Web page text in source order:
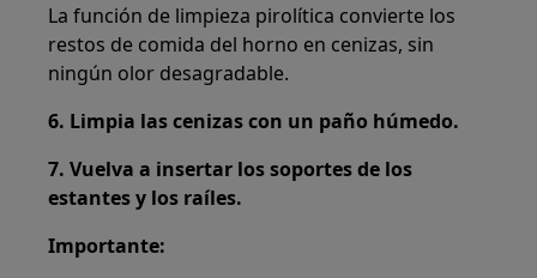
La función de limpieza pirolítica convierte los
restos de comida del horno en cenizas, sin
ningún olor desagradable.
6. Limpia las cenizas con un paño húmedo.
7. Vuelva a insertar los soportes de los
estantes y los raíles.
Importante: